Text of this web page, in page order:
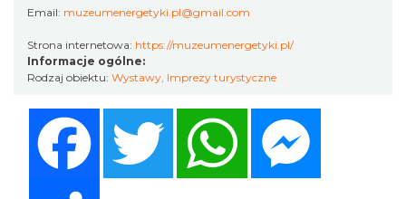
Chorzów
17.77 km
Email: muzeumenergetyki.pl@gmail.com
Strona internetowa: https://muzeumenergetyki.pl/
Informacje ogólne:
Rodzaj obiektu: Wystawy Imprezy turystyczne
Twitter